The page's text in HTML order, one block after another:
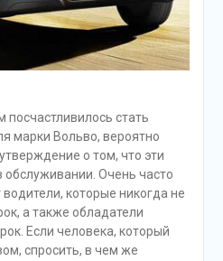
стать
марки Вольво, вероятно
о том, что эти
Очень часто
которые никогда не
а также обладатели
Если человека, который
спросить, в чем же